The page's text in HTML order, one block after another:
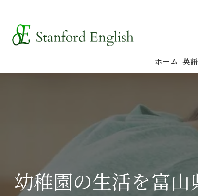
ホーム 英
幼稚園の生活を富